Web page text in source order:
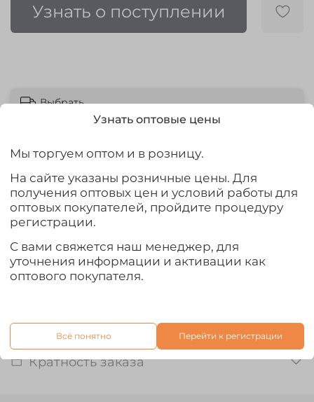
Узнать о поступлении
Выбрать
Описание
Кормушка предназначена для заброса прикормки в
Характеристики
Кратность заказа
Узнать оптовые цены
Мы торгуем оптом и в розницу.
На сайте указаны розничные цены. Для
получения оптовых цен и условий работы для
оптовых покупателей, пройдите процедуру
регистрации.
С вами свяжется наш менеджер, для
уточнения информации и активации как
оптового покупателя.
Всё понятно Перейти к регистрации